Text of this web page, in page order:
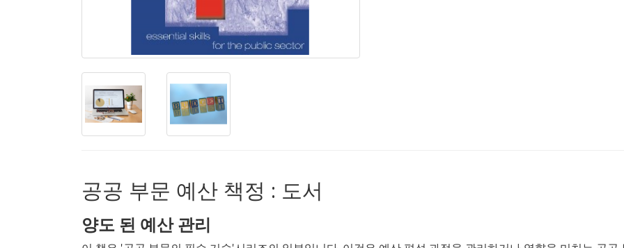
공공 부문 예산 책정 : 도서
양도 된 예산 관리